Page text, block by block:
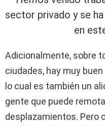
sector privado y se
en
Adicionalmente, sobre
ciudades, hay muy
lo cual es también un
gente que puede
desplazamientos. Pero